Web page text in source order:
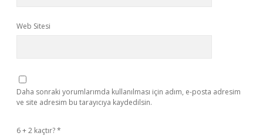
Web Sitesi
Daha sonraki yorumlarımda kullanılması için adım, e-posta adresim
ve site adresim bu tarayıcıya kaydedilsin.
6 + 2 kaçtır?*